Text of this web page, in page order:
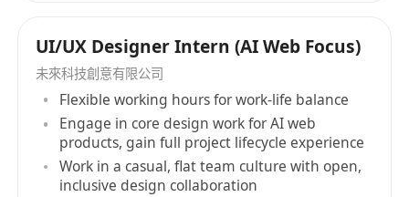
14 天起薪年假
保險計劃
五天工作周
UI/UX Designer Intern (AI Web Focus)
未來科技創意有限公司
Flexible working hours for work-life balance
Engage in core design work for AI web
products, gain full project lifecycle experience
Work in a casual, flat team culture with open,
inclusive design collaboration